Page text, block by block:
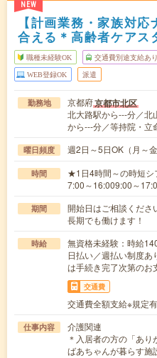
NEW
【計画業務・家族対
合える＊高齢者ケアス
職種未経験OK 交通費別途支給あり
WEB登録OK 派遣
勤務地 京都府京都市北区
北大路駅から---分／北
から---分／等持院・立
曜日頻度 週2日～5日OK（月
時間
★1日4時間～の時短シ
7:00～16:009:00～
期間
開始日はご相談くだ
長期でも働けます！
時給
無資格未経験：時給
日払い／週払い制度
は手続き完了次第のお
交通費
交通費全額支給※規定有
仕事内容
介護関連
＊入居者の方の「あ
ばあちゃんが暮らす